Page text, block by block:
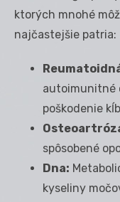
ktorých mnohé
najčastejšie patria:
autoimunitné
poškodenie
spôsobené
Dna:
kyseliny